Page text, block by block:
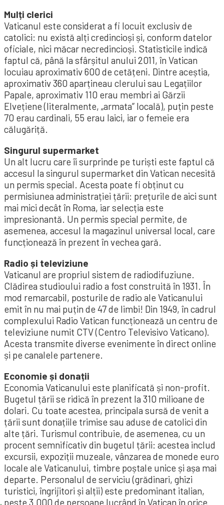
Mulți clerici
Vaticanul este considerat a fi locuit exclusiv de
catolici: nu există alți credincioși și, conform datelor
oficiale, nici măcar necredincioși. Statisticile indică
faptul că, până la sfârșitul anului 2011, în Vatican
locuiau aproximativ 600 de cetățeni. Dintre aceștia,
aproximativ 360 aparțineau clerului sau Legațiilor
Papale, aproximativ 110 erau membri ai Gărzii
Elvețiene (literalmente, „armata” locală), puțin peste
70 erau cardinali, 55 erau laici, iar o femeie era
călugăriță.
Singurul supermarket
Un alt lucru care îi surprinde pe turiști este faptul că
accesul la singurul supermarket din Vatican necesită
un permis special. Acesta poate fi obținut cu
permisiunea administrației țării: prețurile de aici sunt
mai mici decât în ​​Roma, iar selecția este
impresionantă. Un permis special permite, de
asemenea, accesul la magazinul universal local, care
funcționează în prezent în vechea gară.
Radio și televiziune
Vaticanul are propriul sistem de radiodifuziune.
Clădirea studioului radio a fost construită în 1931. În
mod remarcabil, posturile de radio ale Vaticanului
emit în nu mai puțin de 47 de limbi! Din 1949, în cadrul
complexului Radio Vatican funcționează un centru de
televiziune numit CTV (Centro Televisivo Vaticano).
Acesta transmite diverse evenimente în direct online
și pe canalele partenere.
Economie și donații
Economia Vaticanului este planificată și non-profit.
Bugetul țării se ridică în prezent la 310 milioane de
dolari. Cu toate acestea, principala sursă de venit a
țării sunt donațiile trimise sau aduse de catolici din
alte țări. Turismul contribuie, de asemenea, cu un
procent semnificativ din bugetul țării: acestea includ
excursii, expoziții muzeale, vânzarea de monede euro
locale ale Vaticanului, timbre poștale unice și așa mai
departe. Personalul de serviciu (grădinari, ghizi
turistici, îngrijitori și alții) este predominant italian,
peste 3.000 de persoane lucrând în Vatican în orice